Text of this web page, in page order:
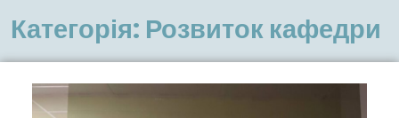
меню
Категорія: Розвиток кафедри